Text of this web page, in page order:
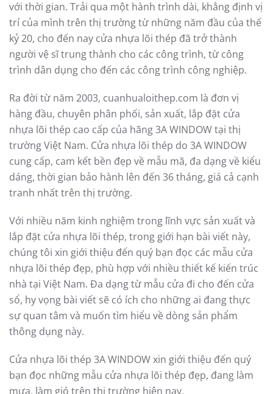
Giới thiệu các mẫu cửa nhựa lõi thép đẹp phù hợp với
nhiều ngôi nhà Việt
WRITTEN ON21/09/2018.
Cửa nhựa lõi thép đã không còn quá xa lạ với thị
trường Việt Nam, xuất hiện khá lâu trong một thời gian
dài, với những ưu điểm nổi trội hơn so với cửa gỗ, cửa
sắt, cửa nhôm… về kiểu dáng, chất lượng cách âm, cách
nhiệt, không cong vênh co ngót, cũng như giá cả.Các
mẫu Cửa nhựa lõi thép đẹp
Ai cũng mong muốn sở hữu cho ngôi nhà của mình